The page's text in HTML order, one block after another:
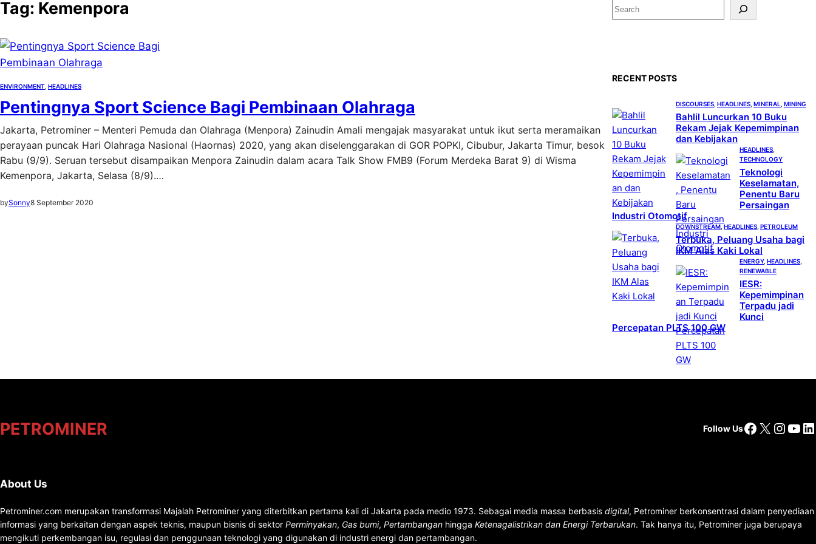
Tag: Kemenpora
ENVIRONMENT HEADLINES
Pentingnya Sport Science Bagi Pembinaan Olahraga
Jakarta, Petrominer – Menteri Pemuda dan Olahraga (Menpora) Zainudin Amali mengajak masyarakat untuk ikut serta meramaikan
perayaan puncak Hari Olahraga Nasional (Haornas) 2020, yang akan diselenggarakan di GOR POPKI, Cibubur, Jakarta Timur, besok
Rabu (9/9). Seruan tersebut disampaikan Menpora Zainudin dalam acara Talk Show FMB9 (Forum Merdeka Barat 9) di Wisma
Kemenpora, Jakarta, Selasa (8/9).…
bySonny8 September 2020
S
e
RECENT POSTS
DISCOURSES HEADLINES MINERAL MINING
Bahlil Luncurkan 10 Buku
Rekam Jejak Kepemimpinan
dan Kebijakan
HEADLINES
TECHNOLOGY
Teknologi
Keselamatan,
Penentu Baru
Persaingan
Industri Otomotif
DOWNSTREAM HEADLINES PETROLEUM
Terbuka, Peluang Usaha bagi
IKM Alas Kaki Lokal
ENERGY, HEADLINES
RENEWABLE
IESR:
Kepemimpinan
Terpadu jadi
Kunci
Percepatan PLTS 100 GW
PETROMINER Follow UsFacebook
X
About Us
Petrominer.com merupakan transformasi Majalah Petrominer yang diterbitkan pertama kali di Jakarta pada medio 1973. Sebagai media massa berbasis digital, Petrominer berkonsentrasi dalam penyediaan
informasi yang berkaitan dengan aspek teknis, maupun bisnis di sektor Perminyakan, Gas bumi, Pertambangan hingga Ketenagalistrikan dan Energi Terbarukan. Tak hanya itu, Petrominer juga berupaya
mengikuti perkembangan isu, regulasi dan penggunaan teknologi yang digunakan di industri energi dan pertambangan.